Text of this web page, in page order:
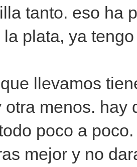
tanto. eso ha
plata, ya
llevamos
otra menos. hay
poco a
mejor y no